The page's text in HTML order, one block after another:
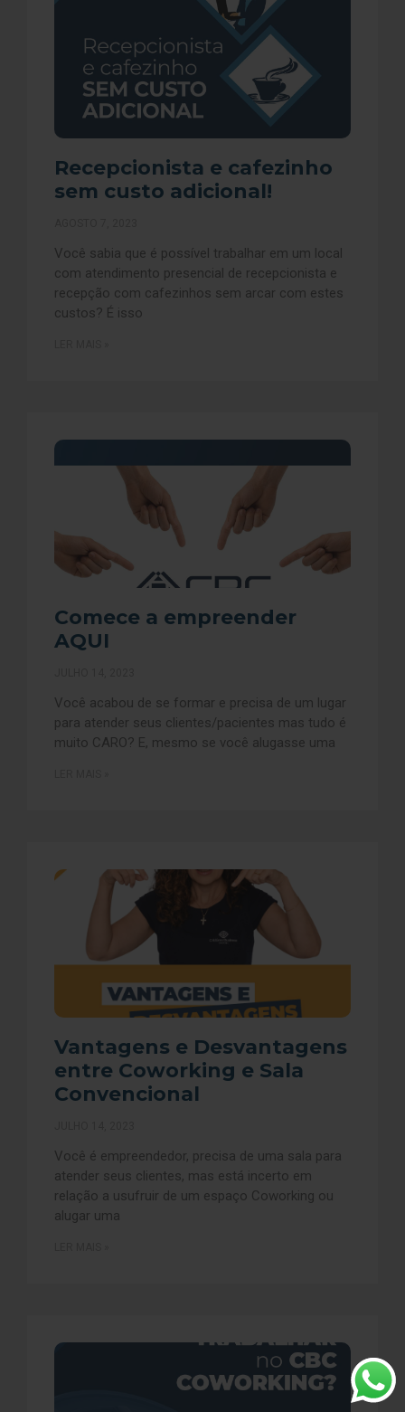
Recepcionista e cafezinho
sem custo adicional!
Você sabia que é possível trabalhar em um local
com atendimento presencial de recepcionista e
recepção com cafezinhos sem arcar com estes
custos? É isso
Comece a empreender
AQUI
Você acabou de se formar e precisa de um lugar
para atender seus clientes/pacientes mas tudo é
muito CARO? E, mesmo se você alugasse uma
Vantagens e Desvantagens
entre Coworking e Sala
Convencional
Você é empreendedor, precisa de uma sala para
atender seus clientes, mas está incerto em
relação a usufruir de um espaço Coworking ou
alugar uma